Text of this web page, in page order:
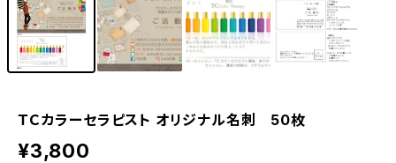
ＴＣカラーセラピスト オリジナル名刺 50枚
¥3,800